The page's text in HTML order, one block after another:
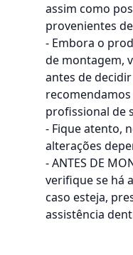
assim como
provenientes
- Embora o
de montagem,
antes de
profissional de
- Fique atento,
alterações
- ANTES DE
verifique se há
caso esteja,
assistência